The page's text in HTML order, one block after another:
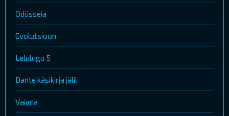
Odüsseia
Evolutsioon
Lelulugu 5
Dante käsikirja jälil
Vaiana